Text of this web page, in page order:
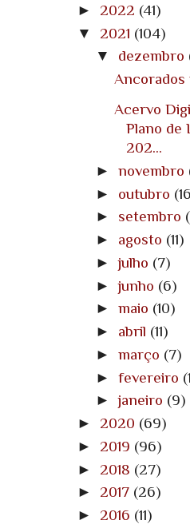
► 2022 (41)
▼ 2021 (104)
▼ dezembro
Ancorados
Acervo
Plano de
202...
► novembro
► outubro
► setembro
► agosto (11)
►julho (7)
►junho (6)
► maio (10)
► abril (11)
► março (7)
► fevereiro
►janeiro (9)
► 2020 (69)
► 2019 (96)
► 2018 (27)
► 2017 (26)
► 2016 (11)